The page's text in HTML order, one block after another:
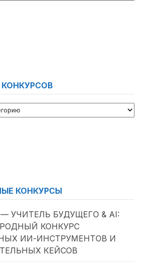
КОНКУРСОВ
КОНКУРСЫ
— УЧИТЕЛЬ БУДУЩЕГО & AI:
КОНКУРС
ИИ-ИНСТРУМЕНТОВ И
КЕЙСОВ